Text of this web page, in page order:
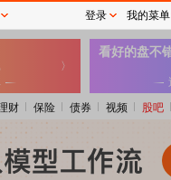
财 保险 债券 视频 股吧
登录 我的菜单